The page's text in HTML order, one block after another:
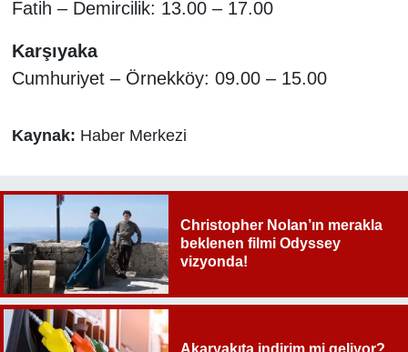
Fatih – Demircilik: 13.00 – 17.00
Karşıyaka
Cumhuriyet – Örnekköy: 09.00 – 15.00
Kaynak: Haber Merkezi
Christopher Nolan’ın merakla
beklenen filmi Odyssey
vizyonda!
Akaryakıta indirim mi geliyor?